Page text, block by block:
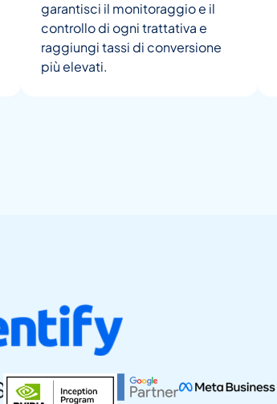
garantisci il monitoraggio e il
controllo di ogni trattativa e
raggiungi tassi di conversione
più elevati.